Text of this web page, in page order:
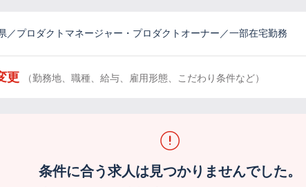
／プロダクトマネージャー・プロダクトオーナー／一部在宅勤務
更 （勤務地、職種、給与、雇用形態、こだわり条件など）
条件に合う求人は見つかりませんでした。